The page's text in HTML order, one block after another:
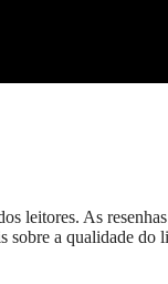
leitores. As
sobre a qualidade do